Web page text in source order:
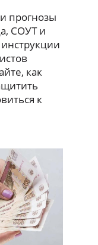
прогнозы
СОУТ и
как
к